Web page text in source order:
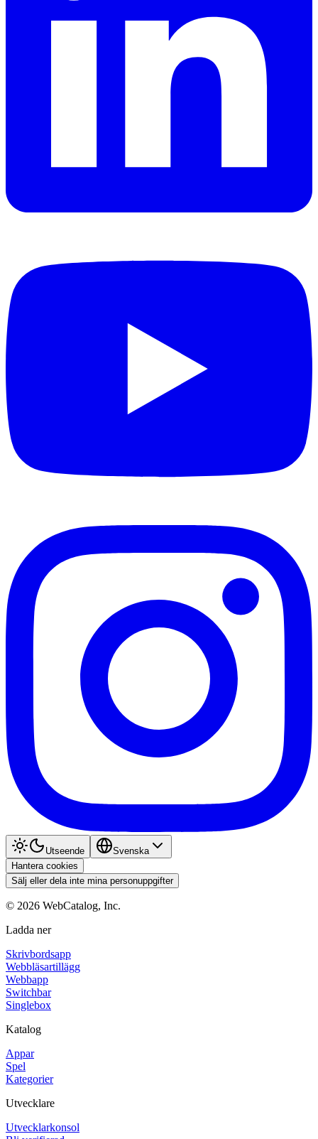
Utseende
Svenska
Hantera cookies
Sälj eller dela inte mina personuppgifter
© 2026 WebCatalog, Inc.
Ladda ner
Skrivbordsapp
Webbläsartillägg
Webbapp
Switchbar
Singlebox
Katalog
Appar
Spel
Kategorier
Utvecklare
Utvecklarkonsol